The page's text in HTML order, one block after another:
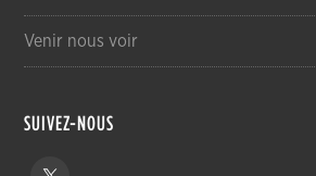
Venir nous voir
SUIVEZ-NOUS